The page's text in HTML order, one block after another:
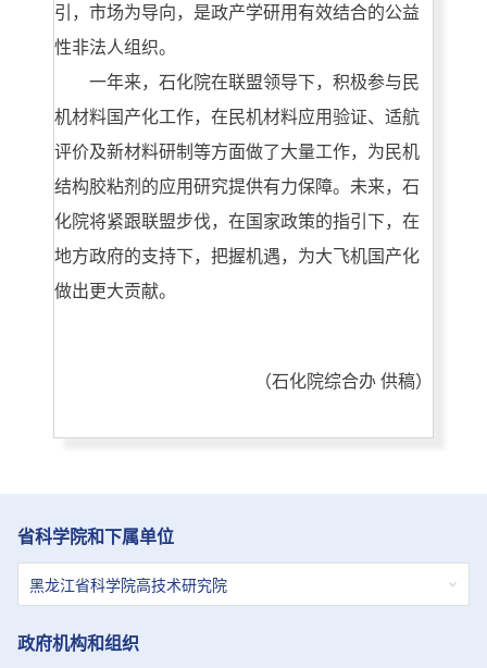
引，市场为导向，是政产学研用有效结合的公益
性非法人组织。
一年来，石化院在联盟领导下，积极参与民
机材料国产化工作，在民机材料应用验证、适航
评价及新材料研制等方面做了大量工作，为民机
结构胶粘剂的应用研究提供有力保障。未来，石
化院将紧跟联盟步伐，在国家政策的指引下，在
地方政府的支持下，把握机遇，为大飞机国产化
做出更大贡献。
（石化院综合办 供稿）
省科学院和下属单位
政府机构和组织